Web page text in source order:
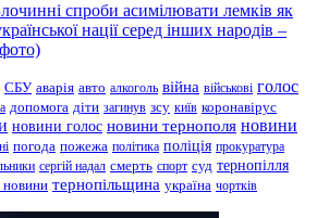
спроби асимілювати лемків як
нації серед інших народів –
СБУ аварія авто алкоголь війна військові голос
допомога діти загинув зсу київ коронавірус
новини голос новини тернополя новини
погода пожежа політика поліція прокуратура
сергій надал смерть спорт суд тернопілля
новини тернопільщина україна чортків